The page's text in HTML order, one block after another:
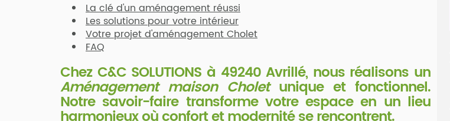
La clé d'un aménagement réussi
Les solutions pour votre intérieur
Votre projet d'aménagement Cholet
FAQ
Chez C&C SOLUTIONS à 49240 Avrillé, nous réalisons un
Aménagement maison Choletunique et fonctionnel.
Notre savoir-faire transforme votre espace en un lieu